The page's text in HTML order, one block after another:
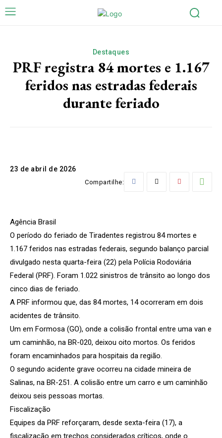
Destaques
PRF registra 84 mortes e 1.167
feridos nas estradas federais
durante feriado
23 de abril de 2026
Compartilhe:
Agência Brasil
O período do feriado de Tiradentes registrou 84 mortes e
1.167 feridos nas estradas federais, segundo balanço parcial
divulgado nesta quarta-feira (22) pela Polícia Rodoviária
Federal (PRF). Foram 1.022 sinistros de trânsito ao longo dos
cinco dias de feriado.
A PRF informou que, das 84 mortes, 14 ocorreram em dois
acidentes de trânsito.
Um em Formosa (GO), onde a colisão frontal entre uma van e
um caminhão, na BR-020, deixou oito mortos. Os feridos
foram encaminhados para hospitais da região.
O segundo acidente grave ocorreu na cidade mineira de
Salinas, na BR-251. A colisão entre um carro e um caminhão
deixou seis pessoas mortas.
Fiscalização
Equipes da PRF reforçaram, desde sexta-feira (17), a
fiscalização em trechos considerados críticos, onde o